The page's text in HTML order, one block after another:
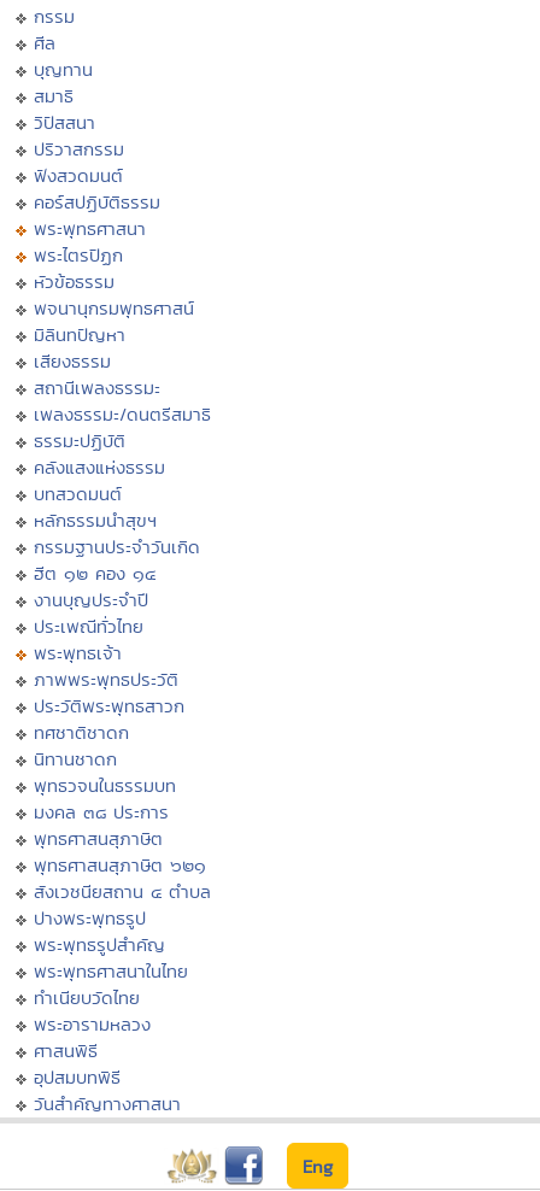
กรรม
ศีล
บุญทาน
สมาธิ
วิปัสสนา
ปริวาสกรรม
ฟังสวดมนต์
คอร์สปฏิบัติธรรม
พระพุทธศาสนา
พระไตรปิฏก
หัวข้อธรรม
พจนานุกรมพุทธศาสน์
มิลินทปัญหา
เสียงธรรม
สถานีเพลงธรรมะ
เพลงธรรมะ/ดนตรีสมาธิ
ธรรมะปฏิบัติ
คลังแสงแห่งธรรม
บทสวดมนต์
หลักธรรมนำสุขฯ
กรรมฐานประจำวันเกิด
ฮีต ๑๒ คอง ๑๔
งานบุญประจำปี
ประเพณีทั่วไทย
พระพุทธเจ้า
ภาพพระพุทธประวัติ
ประวัติพระพุทธสาวก
ทศชาติชาดก
นิทานชาดก
พุทธวจนในธรรมบท
มงคล ๓๘ ประการ
พุทธศาสนสุภาษิต
พุทธศาสนสุภาษิต ๖๒๑
สังเวชนียสถาน ๔ ตำบล
ปางพระพุทธรูป
พระพุทธรูปสำคัญ
พระพุทธศาสนาในไทย
ทำเนียบวัดไทย
พระอารามหลวง
ศาสนพิธี
อุปสมบทพิธี
วันสำคัญทางศาสนา
Eng